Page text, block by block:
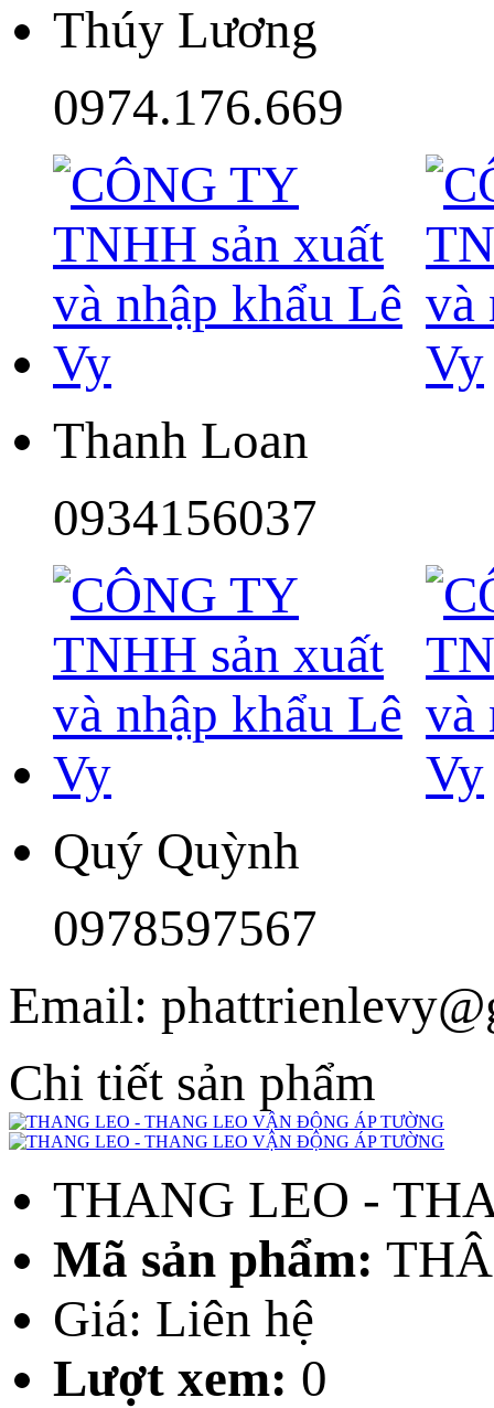
Thúy Lương
0974.176.669
Thanh Loan
0934156037
Quý Quỳnh
0978597567
Email:
Chi tiết sản phẩm
THANG LEO -
Mã sản phẩm:
Giá: Liên hệ
Lượt xem: 0